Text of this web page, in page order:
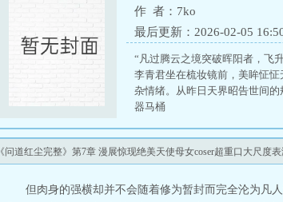
作 者：7ko
最后更新：2026-02-05
“凡过腾云之境突破晖阳者，飞
李青君坐在梳妆镜前，美眸怔
杂情绪。从昨日天界昭告世间
器马桶
《问道红尘完整》第7章 漫展惊现绝美天使母女coser超重口大尺度
但肉身的强横却并不会随着修为暂封而完全沦为凡